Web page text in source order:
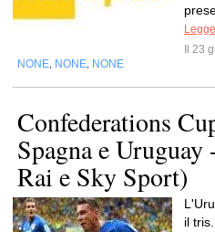
Il 23
NONE NONE NONE
Confederations
Spagna e
Rai e Sky Sport)
il